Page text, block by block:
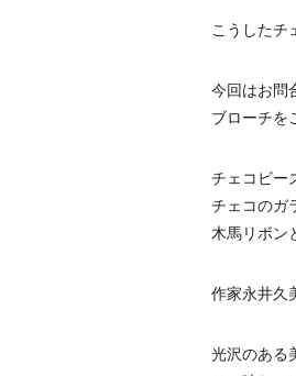
こうしたチ
今回はお問
ブローチを
チェコビー
チェコのガ
木馬リボン
作家永井久
光沢のある